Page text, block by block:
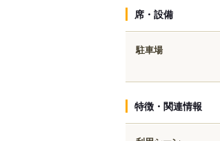
席・設備
駐車場
特徴・関連情報